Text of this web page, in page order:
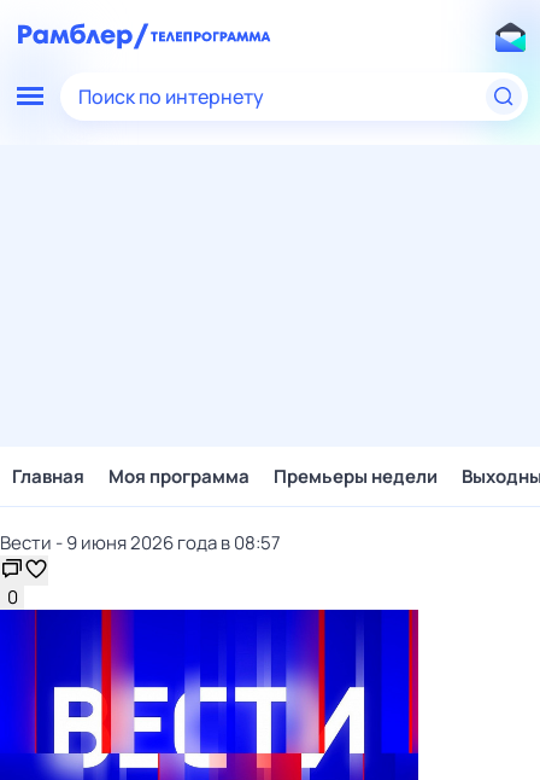
Поиск по интернету
Главная Моя программа Премьеры недели
Вести - 9 июня 2026 года в 08:57
0